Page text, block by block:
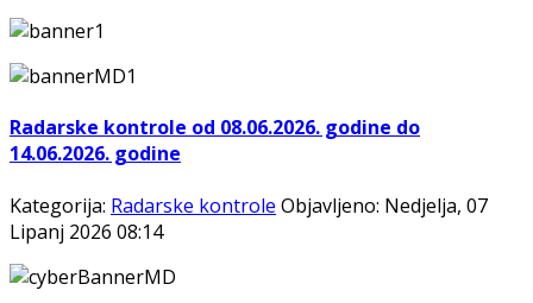
Radarske kontrole od 08.06.2026. godine do
14.06.2026. godine
Kategorija: Radarske kontrole Objavljeno: Nedjelja, 07
Lipanj 2026 08:14